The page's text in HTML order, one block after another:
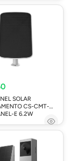
SOLAR
CS-CMT-
E 6.2W